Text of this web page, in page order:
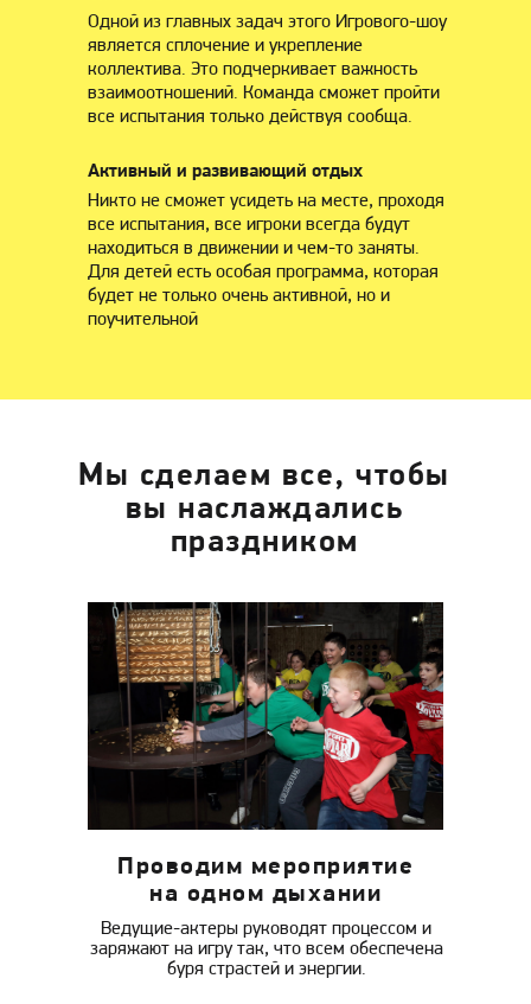
Активный и развивающий отдых
Одной из главных задач этого Игрового-шоу
является сплочение и укрепление
коллектива. Это подчеркивает важность
взаимоотношений. Команда сможет пройти
все испытания только действуя сообща.
Никто не сможет усидеть на месте, проходя
все испытания, все игроки всегда будут
находиться в движении и чем-то заняты.
Для детей есть особая программа, которая
будет не только очень активной, но и
поучительной
Мы сделаем все, чтобы
вы наслаждались
праздником
Проводим мероприятие
на одном дыхании
Ведущие-актеры руководят процессом и
заряжают на игру так, что всем обеспечена
буря страстей и энергии.